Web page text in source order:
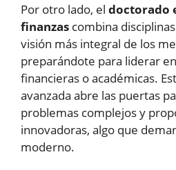
Por otro lado, el doctorado
finanzas combina
visión más integral de los
preparándote para liderar
financieras o académicas.
avanzada abre las puertas
problemas complejos y
innovadoras, algo que
moderno.